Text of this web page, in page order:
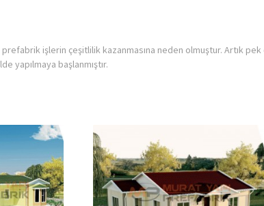
işlerin çeşitlilik kazanmasına neden olmuştur. Artık
yapılmaya başlanmıştır.